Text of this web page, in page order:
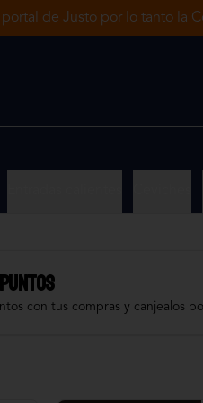
de Justo por lo tanto la
con tus compras y canjealos